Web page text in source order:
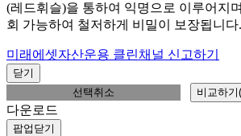
(레드휘슬)을 통하여 익명으로 이루어지
회 가능하여 철저하게 비밀이 보장됩니다.
미래에셋자산운용 클린채널 신고하기
닫기
선택취소
비교하기(
다운로드
팝업닫기